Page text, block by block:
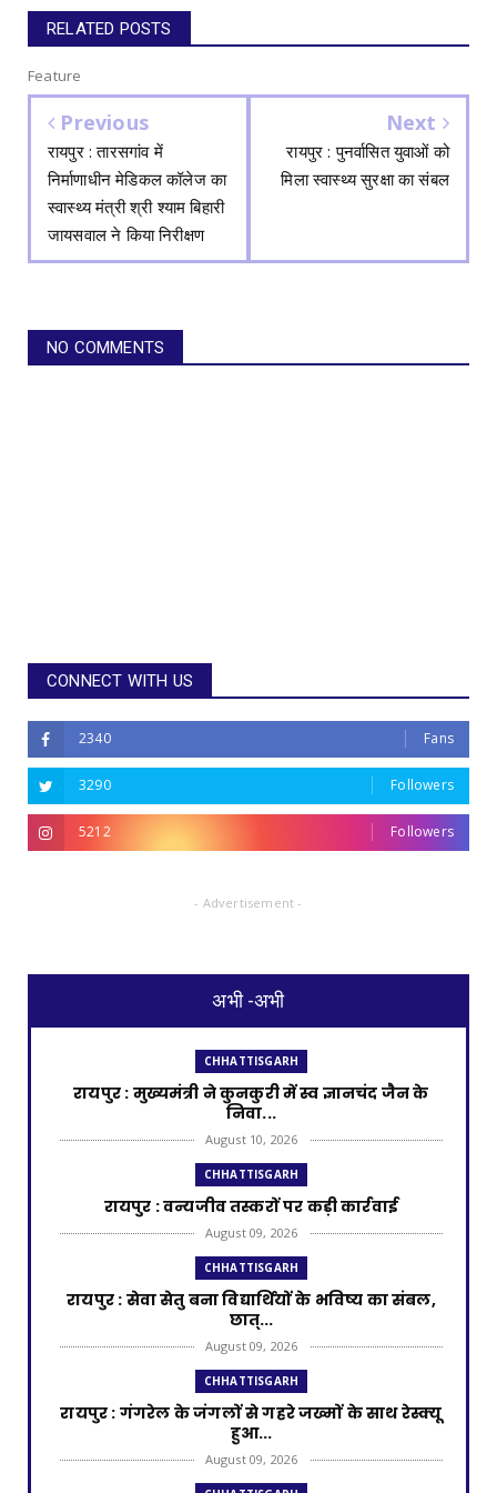
RELATED POSTS
Feature
Previous
रायपुर : तारसगांव में
निर्माणाधीन मेडिकल कॉलेज का
स्वास्थ्य मंत्री श्री श्याम बिहारी
जायसवाल ने किया निरीक्षण
Next
रायपुर : पुनर्वासित युवाओं को
मिला स्वास्थ्य सुरक्षा का संबल
NO COMMENTS
CONNECT WITH US
2340 Fans
3290 Followers
5212 Followers
- Advertisement -
अभी -अभी
CHHATTISGARH
रायपुर : मुख्यमंत्री ने कुनकुरी में स्व ज्ञानचंद जैन के
निवा...
August 10, 2026
CHHATTISGARH
रायपुर : वन्यजीव तस्करों पर कड़ी कार्रवाई
August 09, 2026
CHHATTISGARH
रायपुर : सेवा सेतु बना विद्यार्थियों के भविष्य का संबल,
छात्...
August 09, 2026
CHHATTISGARH
रायपुर : गंगरेल के जंगलों से गहरे जख्मों के साथ रेस्क्यू
हुआ...
August 09, 2026